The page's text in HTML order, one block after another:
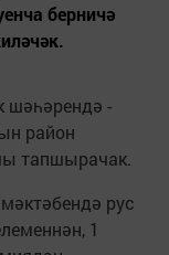
берничә
шәһәрендә -
район
тапшырачак.
рус
1